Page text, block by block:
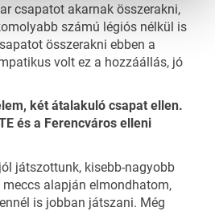
csapatot akarnak összerakni,
számú légiós nélkül is
összerakni ebben a
volt ez a hozzáállás, jó
két átalakuló csapat ellen.
és a Ferencváros elleni
játszottunk, kisebb-nagyobb
meccs alapján elmondhatom,
is jobban játszani. Még